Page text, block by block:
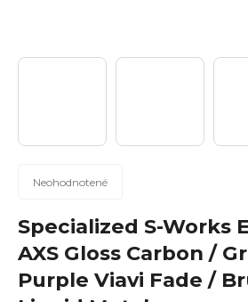
Priemerné
produktu
je
0,0
z
5
Neohodnotené
Specialized S-Works
AXS Gloss Carbon /
Purple Viavi Fade /
?
Hľadať